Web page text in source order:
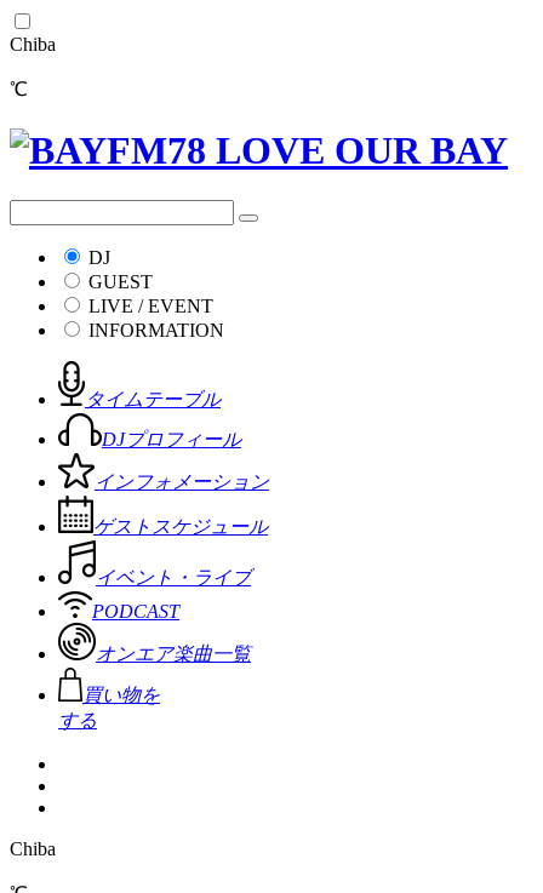
Chiba
℃
DJ
GUEST
LIVE / EVENT
INFORMATION
タイムテーブル
DJプロフィール
インフォメーション
ゲストスケジュール
イベント・ライブ
PODCAST
オンエア楽曲一覧
買い物を
する
Chiba